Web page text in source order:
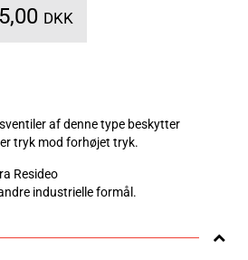
DKK
af denne type beskytter
tryk mod forhøjet tryk.
Resideo
industrielle formål.